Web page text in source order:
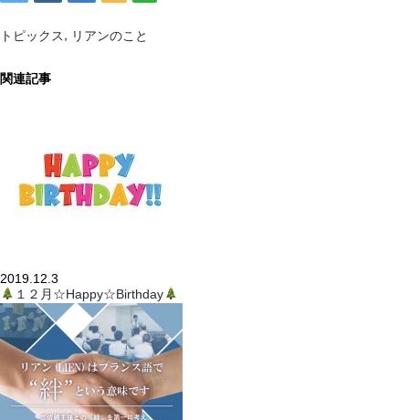
トピックス リアンのこと
関連記事
2019.12.3
１２月☆Happy☆Birthday